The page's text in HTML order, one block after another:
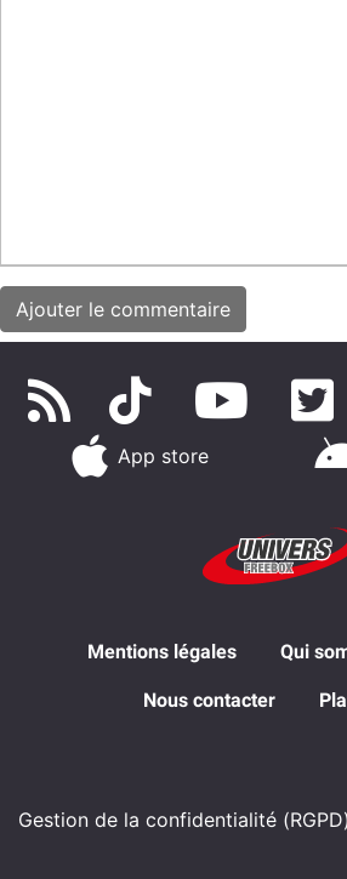
App store
Mentions légales Qui
Nous contacter
Gestion de la confidentialité (RGPD)